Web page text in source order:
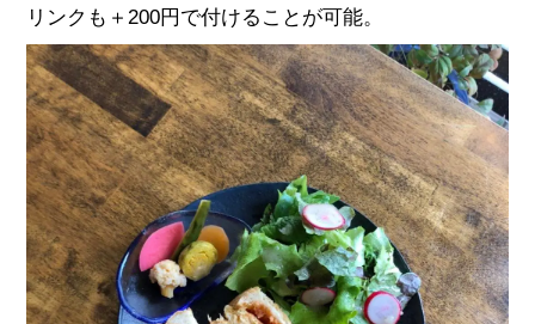
リンクも＋200円で付けることが可能。